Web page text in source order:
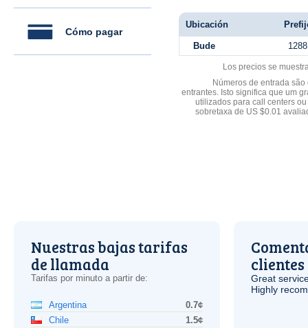
Cómo pagar
Ubicación
Bude 1288
Los precios se
Números de entrada
entrantes. Isto significa que um
utilizados para call centers
sobretaxa de US $0.01
Nuestras bajas tarifas
de llamada
Tarifas por minuto a partir de:
Argentina
0.7¢
Chile
1.5¢
clientes
Great
Highly